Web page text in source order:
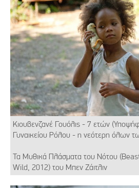
Κιουβενζανέ Γουόλις - 7 ετών
Γυναικείου Ρόλου - η νεότερη όλων
Τα Μυθικά Πλάσματα του Νότου
Wild, 2012) του Μπεν Ζάιτλιν